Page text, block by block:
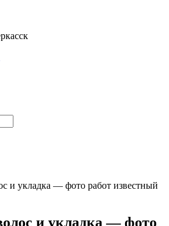
и укладка — фото работ известный
и укладка — фото